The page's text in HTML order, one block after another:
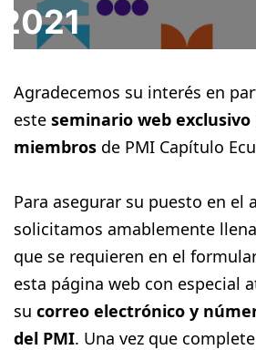
2021
Agradecemos su interés en
este seminario web exclusivo
miembros de PMI Capítulo
Para asegurar su puesto en el
solicitamos amablemente
que se requieren en el
esta página web con especial
su correo electrónico y
del PMI. Una vez que